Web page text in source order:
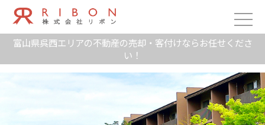
富山県呉西エリアの不動産の売却・客付けならお任せくださ
い！